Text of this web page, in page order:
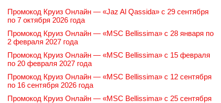
Промокод Круиз Онлайн — «Jaz Al Qassida» с 29 сентября
по 7 октября 2026 года
Промокод Круиз Онлайн — «MSC Bellissima» с 28 января по
2 февраля 2027 года
Промокод Круиз Онлайн — «MSC Bellissima» с 15 февраля
по 20 февраля 2027 года
Промокод Круиз Онлайн — «MSC Bellissima» с 12 сентября
по 16 сентября 2026 года
Промокод Круиз Онлайн — «MSC Bellissima» с 25 сентября